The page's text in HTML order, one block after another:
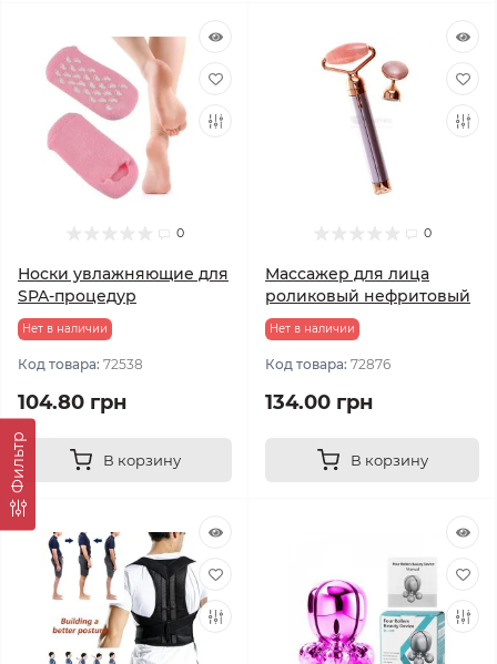
Фильтр
0
Носки увлажняющие для
SPA-процедур
Нет в наличии
Код товара: 72538
104.80 грн
В корзину
0
Массажер для лица
роликовый нефритовый
Нет в наличии
Код товара: 72876
134.00 грн
В корзину